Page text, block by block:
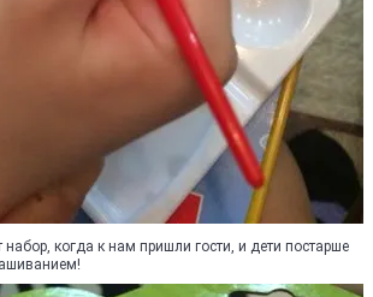
когда к нам пришли гости, и дети постарше